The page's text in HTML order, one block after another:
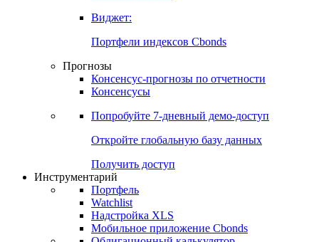
Виджет:
Портфели индексов Cbonds
Прогнозы
Консенсус-прогнозы по отчетности
Консенсусы
Попробуйте 7-дневный демо-доступ
Откройте глобальную базу данных
Получить доступ
Инструментарий
Портфель
Watchlist
Надстройка XLS
Мобильное приложение Cbonds